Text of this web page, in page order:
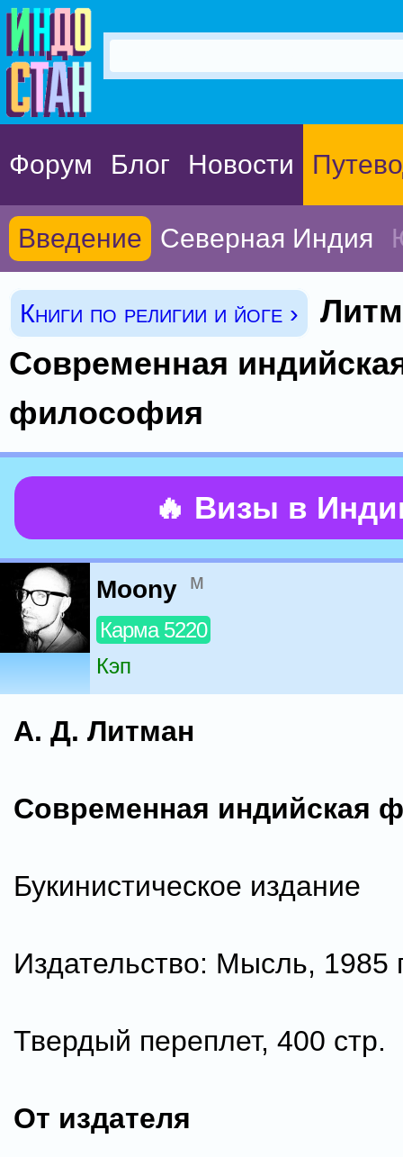
Форум Блог Новости
Введение Северная Индия
Книги по религии и йоге ›
Современная
философия
🔥 Визы в
Moony м
Карма 5220
Кэп
А. Д. Литман
Современная индийская
Букинистическое издание
Издательство: Мысль, 1985
Твердый переплет, 400 стр.
От издателя